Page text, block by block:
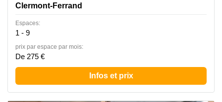
Clermont-Ferrand
Espaces:
1 - 9
prix par espace par mois:
De 275 €
Infos et prix